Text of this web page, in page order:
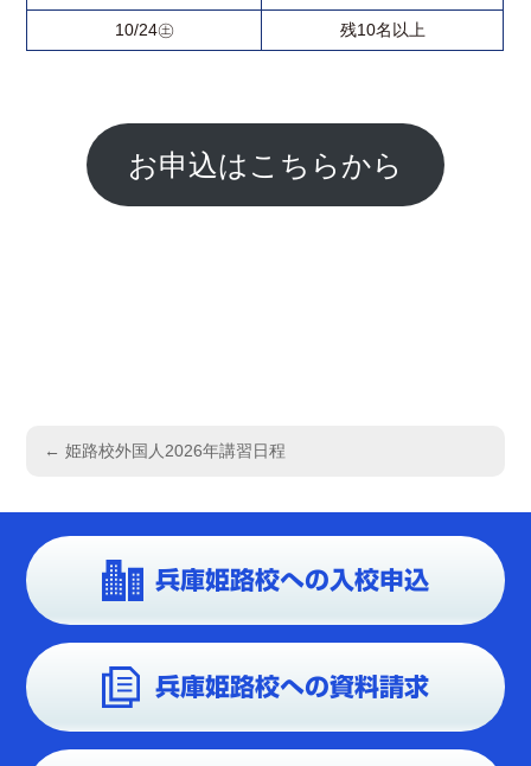
10/24㊏ 残10名以上
お申込はこちらから
ビ
ゲ
シ
ョ
← 姫路校外国人2026年講習日程
兵庫姫路校への入校申込
兵庫姫路校への資料請求